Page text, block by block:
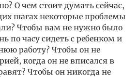
О чем стоит думать сейчас,
шагах некоторые проблемы
Чтобы вам не нужно было
по часу сидеть с ребенком и
работу? Чтобы он не
когда он не вписался в
Чтобы он никогда не